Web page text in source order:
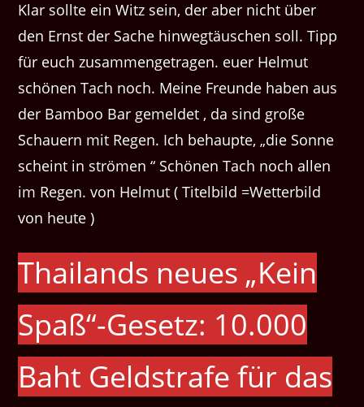
Klar sollte ein Witz sein, der aber nicht über
den Ernst der Sache hinwegtäuschen soll. Tipp
für euch zusammengetragen. euer Helmut
schönen Tach noch. Meine Freunde haben aus
der Bamboo Bar gemeldet , da sind große
Schauern mit Regen. Ich behaupte, „die Sonne
scheint in strömen “ Schönen Tach noch allen
im Regen. von Helmut ( Titelbild =Wetterbild
von heute )
Thailands neues „Kein
Spaß“-Gesetz: 10.000
Baht Geldstrafe für das